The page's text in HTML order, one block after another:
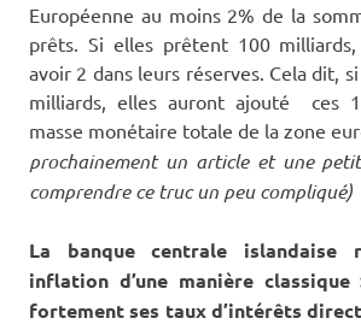
Européenne au moins 2% de la
prêts. Si elles prêtent 100
avoir 2 dans leurs réserves. Cela dit,
milliards, elles auront ajouté ces
masse monétaire totale de la zone
prochainement un article et une
comprendre ce truc un peu compliqué)
La banque centrale islandaise
inflation d’une manière
fortement ses taux d’intérêts